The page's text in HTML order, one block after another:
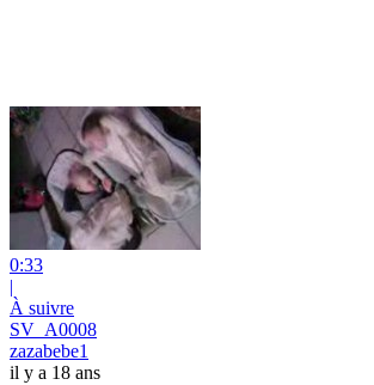
0:33
|
À suivre
SV_A0008
zazabebe1
il y a 18 ans